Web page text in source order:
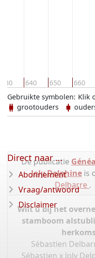
630 640 650 660
Klik
Gebruikte symbolen:
grootouders
De publicatie
Joly Delphine is
Delbarre .
Wilt u bij het
stamboom
Sébastien
Sébastien x Joly
Direct naar ...
Abonnement
Vraag/antwoord
Disclaimer